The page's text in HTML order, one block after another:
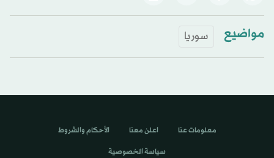
مواضيع سوريا
معلومات عنا اعلن معنا الأحكام والشروط
سياسة الخصوصية